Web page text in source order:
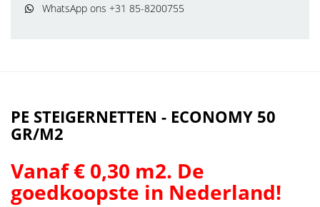
WhatsApp ons +31 85-8200755
PE STEIGERNETTEN - ECONOMY 50
GR/M2
Vanaf € 0,30 m2. De
goedkoopste in Nederland!